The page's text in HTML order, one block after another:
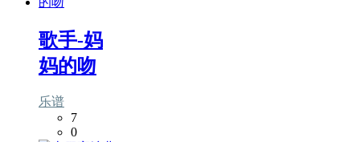
歌手-妈
妈的吻
乐谱
7
0